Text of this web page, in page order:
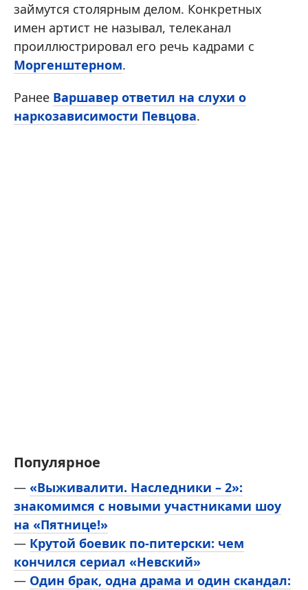
займутся столярным делом. Конкретных
имен артист не называл, телеканал
проиллюстрировал его речь кадрами с
Моргенштерном.
Ранее Варшавер ответил на слухи о
наркозависимости Певцова.
Популярное
— «Выживалити. Наследники – 2»:
знакомимся с новыми участниками шоу
на «Пятнице!»
— Крутой боевик по-питерски: чем
кончился сериал «Невский»
— Один брак, одна драма и один скандал: